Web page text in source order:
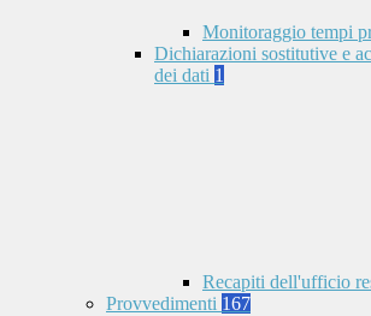
Monitoraggio tempi
Dichiarazioni sostitutive e
dei dati 1
Recapiti dell'ufficio
Provvedimenti 167